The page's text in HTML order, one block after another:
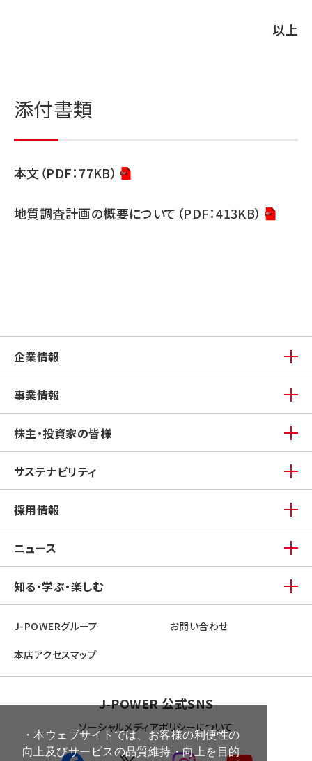
・本ウェブサイトでは、お客様の利便性の
向上及びサービスの品質維持・向上を目的
以上
添付書類
本文（PDF：77KB）
地質調査計画の概要について（PDF：413KB）
企業情報
事業情報
株主・投資家の皆様
サステナビリティ
採用情報
ニュース
知る・学ぶ・楽しむ
J-POWERグループ お問い合わせ
本店アクセスマップ
J-POWER 公式SNS
ソーシャルメディアポリシーについて